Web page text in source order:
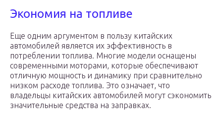
Экономия на топливе
Еще одним аргументом в пользу китайских
автомобилей является их эффективность в
потреблении топлива. Многие модели оснащены
современными моторами, которые обеспечивают
отличную мощность и динамику при сравнительно
низком расходе топлива. Это означает, что
владельцы китайских автомобилей могут сэкономить
значительные средства на заправках.